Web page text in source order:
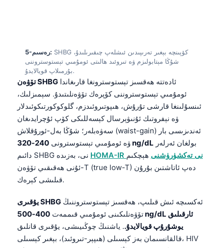
بۇرمىلاپ قويالايدۇ.
تۆۋەن SHBG
ئومۇمىي تېستوستروننى كۆپرەك تۆۋەنلىتىدۇ. سېمىزلىك،
ئىنسۇلىنغا قارشى تۇرۇش، ھىپوتىروئىدزم، گلوكوكورتىكوئىدلار
ۋە نېفروتىك ئۇنىۋېرسال كېسەللىكى كۆپ ئۇچرايدىغان
سەۋەبلەر؛ شۇڭا بەل-ئورۇقلاش (waist-gain) ئەندىزىسى بار
ۋە ئومۇمىي تېستوسترونى240-320 ng/dLبولغان ئەرلەر
دائىم SHBG نى، بەزىدە
HOMA-IR نى تەكشۈرۈشنىھېچكىم
ئۇنى ھەقىقىي تۆۋەن-T (true low-T) دەپ ئاتاشتىن بۇرۇن
قىلىشى كېرەك.
تۆۋەنلىكىنى ئومۇمىي قىممەت
400-500 ng/dL ئارقىلىق
يوشۇرۇپ قويالايدۇ.. ياشنىڭ چوڭىيىشى، يۇقىرى قانلىق
قالقانسىمان بەز كېسىلى (ھىپېر-تىروئىد)، بېغىر كېسىلى، HIV
ۋە بەزى دورىلار SHBG نى كۆپەيتىدۇ، شۇڭا مەن دائىم